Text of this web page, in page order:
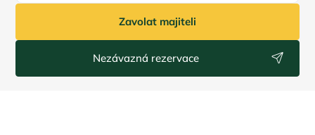
Zavolat majiteli
Nezávazná rezervace